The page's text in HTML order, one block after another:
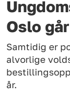
Oslo
Samtidig er
alvorlige
år.